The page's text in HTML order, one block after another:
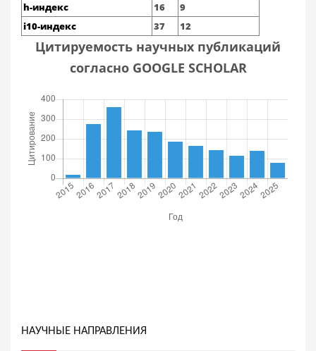
h-индекс
16
9
i10-индекс
37 12
Цитируемость научных публикаций
согласно GOOGLE SCHOLAR
НАУЧНЫЕ НАПРАВЛЕНИЯ